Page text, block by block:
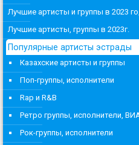
Лучшие артисты и группы в 2023
Лучшие артисты, группы в 2023г.
Популярные артисты эстрады
Казахские артисты и группы
Поп-группы, исполнители
Rap и R&B
Ретро группы, исполнители,
Рок-группы, исполнители